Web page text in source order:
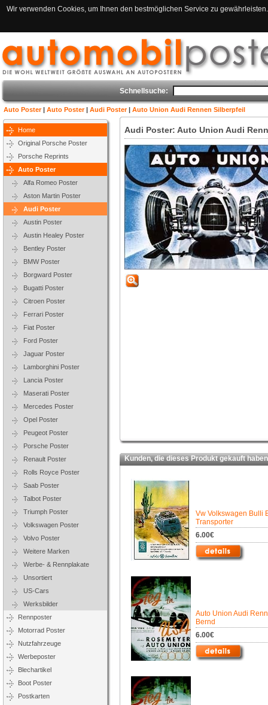
Wir verwenden Cookies, um Ihnen den bestmöglichen Service zu
Schnellsuche:
Auto Poster| Auto Poster| Audi Poster| Auto Union Audi Rennen Silberpfeil
Home
Original Porsche Poster
Porsche Reprints
Auto Poster
Alfa Romeo Poster
Aston Martin Poster
Audi Poster
Austin Poster
Austin Healey Poster
Bentley Poster
BMW Poster
Borgward Poster
Bugatti Poster
Citroen Poster
Ferrari Poster
Fiat Poster
Ford Poster
Jaguar Poster
Lamborghini Poster
Lancia Poster
Maserati Poster
Mercedes Poster
Opel Poster
Peugeot Poster
Porsche Poster
Renault Poster
Rolls Royce Poster
Saab Poster
Talbot Poster
Triumph Poster
Volkswagen Poster
Volvo Poster
Weitere Marken
Werbe- & Rennplakate
Unsortiert
US-Cars
Werksbilder
Rennposter
Motorrad Poster
Nutzfahrzeuge
Werbeposter
Blechartikel
Boot Poster
Postkarten
Audi Poster: Auto Union Audi
Kunden, die dieses Produkt gekauft
Vw Volkswagen Bulli
Transporter
6.00€
Auto Union Audi
Bernd
6.00€